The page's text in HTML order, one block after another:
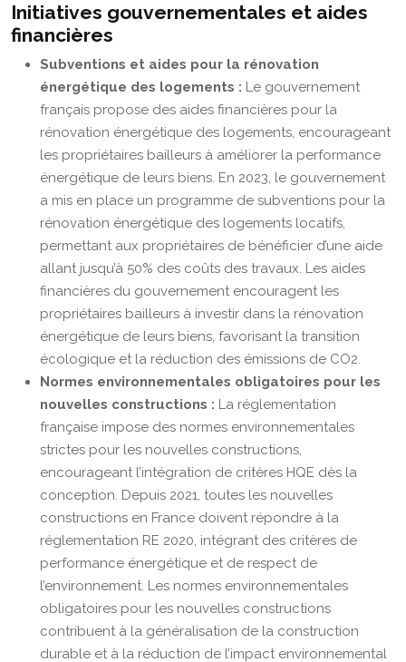
Initiatives gouvernementales et aides
financières
Subventions et aides pour la rénovation
énergétique des logements : Le gouvernement
français propose des aides financières pour la
rénovation énergétique des logements, encourageant
les propriétaires bailleurs à améliorer la performance
énergétique de leurs biens. En 2023, le gouvernement
a mis en place un programme de subventions pour la
rénovation énergétique des logements locatifs,
permettant aux propriétaires de bénéficier d’une aide
allant jusqu’à 50% des coûts des travaux. Les aides
financières du gouvernement encouragent les
propriétaires bailleurs à investir dans la rénovation
énergétique de leurs biens, favorisant la transition
écologique et la réduction des émissions de CO2.
Normes environnementales obligatoires pour les
nouvelles constructions : La réglementation
française impose des normes environnementales
strictes pour les nouvelles constructions,
encourageant l’intégration de critères HQE dès la
conception. Depuis 2021, toutes les nouvelles
constructions en France doivent répondre à la
réglementation RE 2020, intégrant des critères de
performance énergétique et de respect de
l’environnement. Les normes environnementales
obligatoires pour les nouvelles constructions
contribuent à la généralisation de la construction
durable et à la réduction de l’impact environnemental